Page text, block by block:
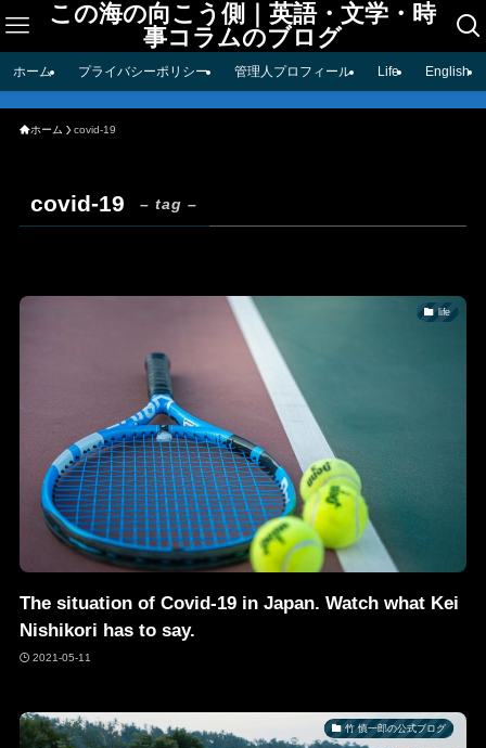
この海の向こう側｜英語・文学・時
事コラムのブログ
ホーム プライバシーポリシー 管理人プロフィール Life English
ホーム covid-19
covid-19 – tag –
life
The situation of Covid-19 in Japan. Watch what Kei
Nishikori has to say.
2021-05-11
竹 慎一郎の公式ブログ